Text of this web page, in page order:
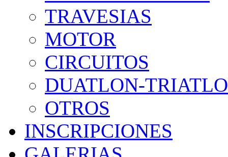
TRAVESIAS
MOTOR
CIRCUITOS
DUATLON-
OTROS
INSCRIPCIONES